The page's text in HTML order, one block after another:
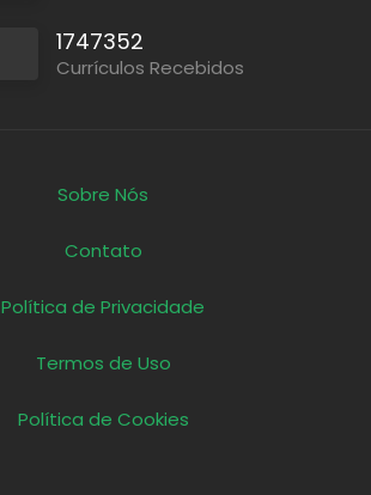
1747352
Currículos Recebidos
Sobre Nós
Contato
Política de Privacidade
Termos de Uso
Política de Cookies